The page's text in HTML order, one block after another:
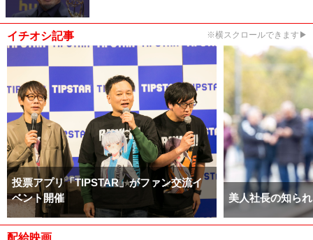
イチオシ記事 ※横スクロールできます▶
投票アプリ「TIPSTAR」がファン交流イ
ベント開催
美人社長の知ら